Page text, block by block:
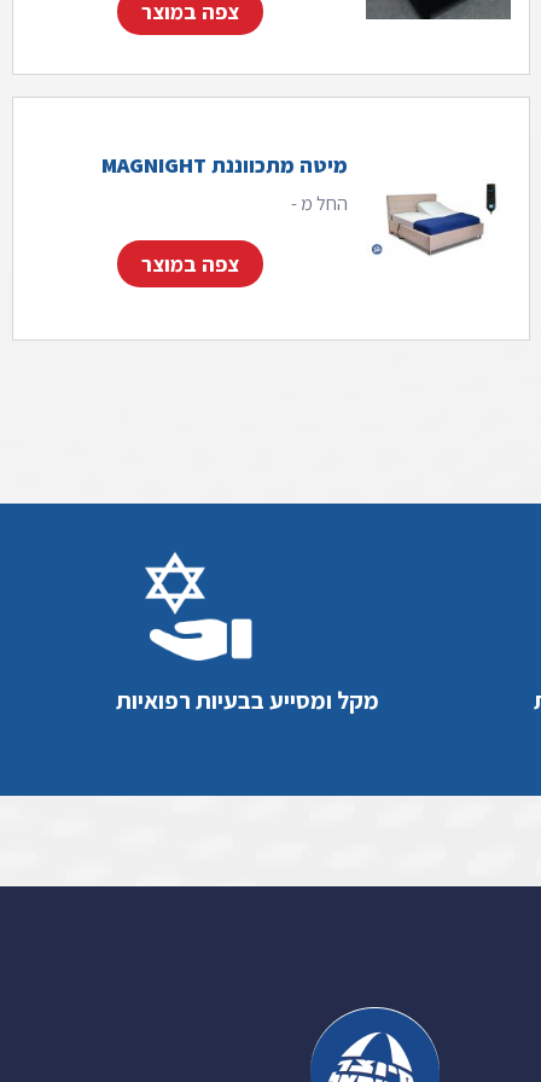
צפה במוצר
מיטה מתכווננת MAGNIGHT
החל מ -
צפה במוצר
מקל ומסייע בבעיות רפואיות